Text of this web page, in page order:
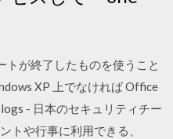
トが終了したものを使うこと
XP 上でなければ Office
- 日本のセキュリティチー
トや行事に利用できる、